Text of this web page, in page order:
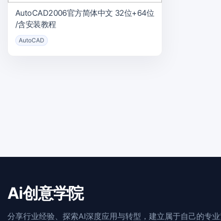
AutoCAD2006官方简体中文 32位+64位
/含安装教程
AutoCAD
Ai创意学院
分享行业经验、探索AI深度应用与转型，建立属于自己的专业